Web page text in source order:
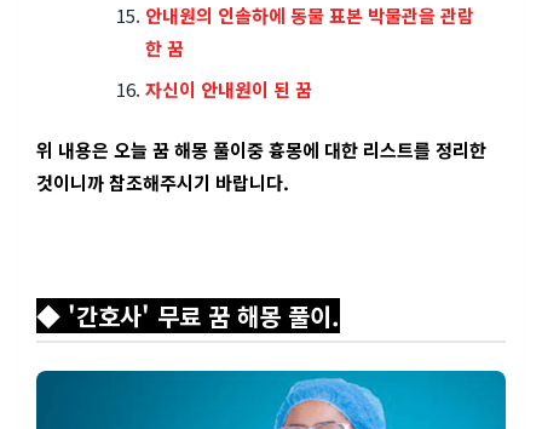
안내원의 인솔하에 동물 표본 박물관을 관람
한 꿈
자신이 안내원이 된 꿈
위 내용은 오늘 꿈 해몽 풀이중 흉몽에 대한 리스트를 정리한
것이니까 참조해주시기 바랍니다.
◆ '간호사' 무료 꿈 해몽 풀이.